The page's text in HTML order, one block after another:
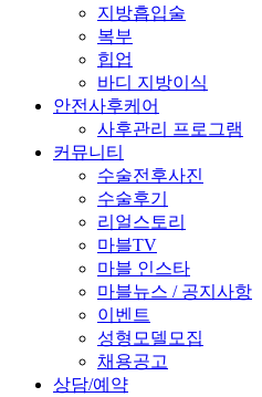
지방흡입술
복부
힙업
바디 지방이식
안전사후케어
사후관리 프로그램
커뮤니티
수술전후사진
수술후기
리얼스토리
마블TV
마블 인스타
마블뉴스 / 공지사항
이벤트
성형모델모집
채용공고
상담/예약